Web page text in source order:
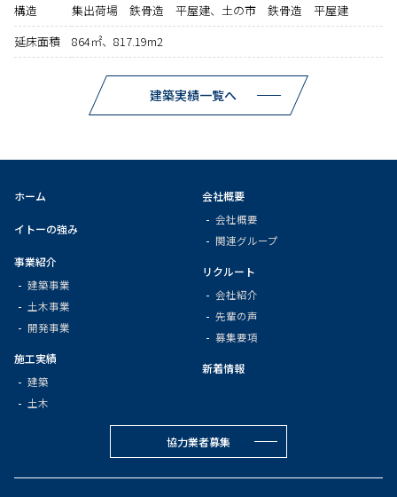
構造
集出荷場 鉄骨造 平屋建、土の市 鉄骨造 平屋建
延床面積
864㎡、817.19m2
建築実績一覧へ
ホーム
イトーの強み
事業紹介
建築事業
土木事業
開発事業
施工実績
建築
土木
会社概要
会社概要
関連グループ
リクルート
会社紹介
先輩の声
募集要項
新着情報
協力業者募集